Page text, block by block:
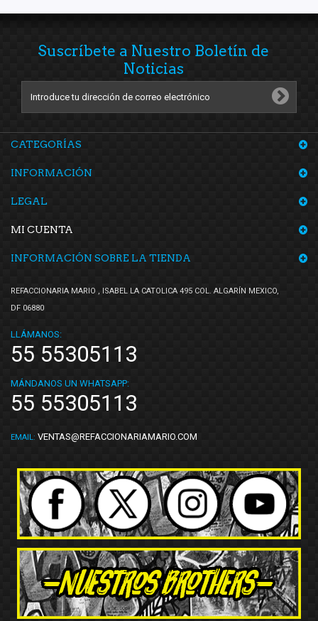
Suscríbete a Nuestro Boletín de
Noticias
CATEGORÍAS
INFORMACIÓN
LEGAL
MI CUENTA
INFORMACIÓN SOBRE LA TIENDA
REFACCIONARIA MARIO , ISABEL LA CATOLICA 495 COL. ALGARÍN MEXICO,
DF 06880
LLÁMANOS:
55 55305113
MÁNDANOS UN WHATSAPP:
55 55305113
EMAIL: VENTAS@REFACCIONARIAMARIO.COM